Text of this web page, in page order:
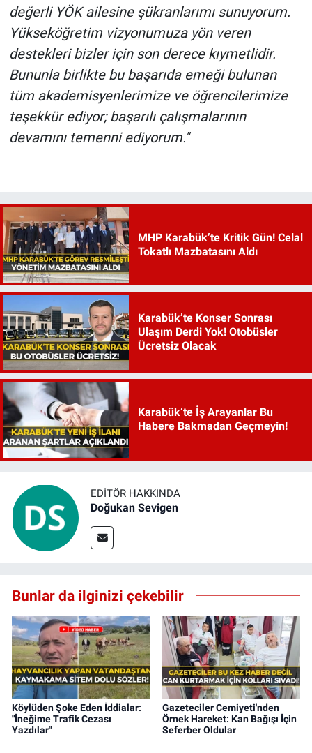
değerli YÖK ailesine şükranlarımı sunuyorum.
Yükseköğretim vizyonumuza yön veren
destekleri bizler için son derece kıymetlidir.
Bununla birlikte bu başarıda emeği bulunan
tüm akademisyenlerimize ve öğrencilerimize
teşekkür ediyor; başarılı çalışmalarının
devamını temenni ediyorum."
MHP Karabük’te Kritik Gün! Celal
Tokatlı Mazbatasını Aldı
Karabük’te Konser Sonrası
Ulaşım Derdi Yok! Otobüsler
Ücretsiz Olacak
Karabük’te İş Arayanlar Bu
Habere Bakmadan Geçmeyin!
EDITÖR HAKKINDA
Doğukan Sevigen
Bunlar da ilginizi çekebilir
Köylüden Şoke Eden İddialar:
"İneğime Trafik Cezası
Yazdılar"
Gazeteciler Cemiyeti'nden
Örnek Hareket: Kan Bağışı İçin
Seferber Oldular